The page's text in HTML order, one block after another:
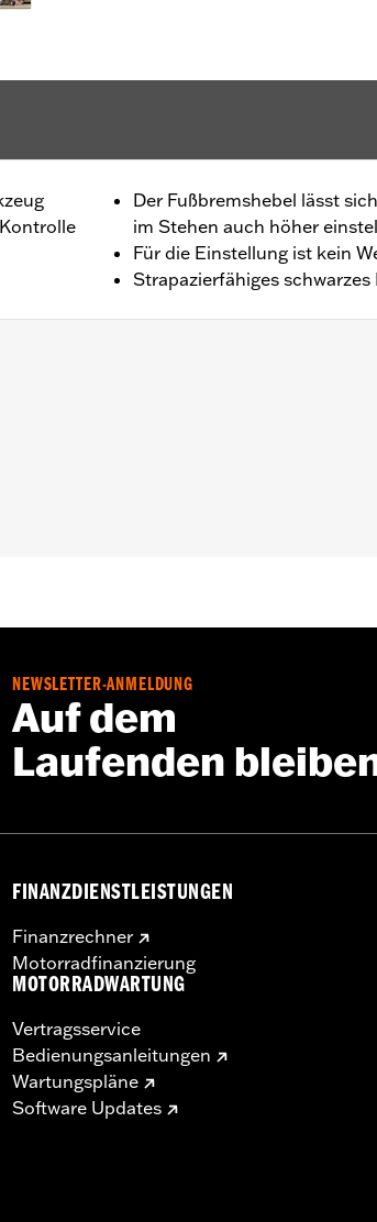
Der Fußbremshebel lässt
im Stehen auch höher
Für die Einstellung ist kein
Strapazierfähiges schwarzes
NEWSLETTER-ANMELDUNG
Auf dem
Laufenden
FINANZDIENSTLEISTUNGEN
Finanzrechner
Motorradfinanzierung
MOTORRADWARTUNG
Vertragsservice
Bedienungsanleitungen
Wartungspläne
Software Updates